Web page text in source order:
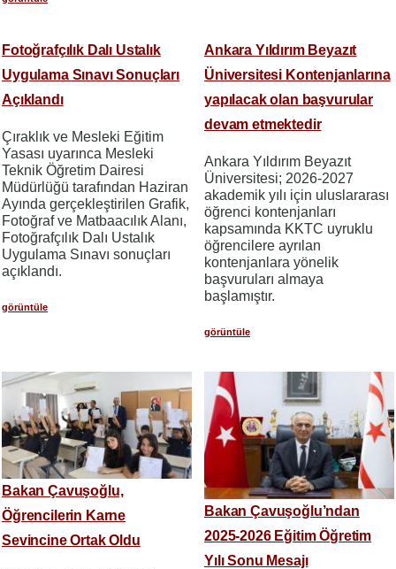
Fotoğrafçılık Dalı Ustalık
Uygulama Sınavı Sonuçları
Açıklandı
Çıraklık ve Mesleki Eğitim
Yasası uyarınca Mesleki
Teknik Öğretim Dairesi
Müdürlüğü tarafından Haziran
Ayında gerçekleştirilen Grafik,
Fotoğraf ve Matbaacılık Alanı,
Fotoğrafçılık Dalı Ustalık
Uygulama Sınavı sonuçları
açıklandı.
görüntüle
Ankara Yıldırım Beyazıt
Üniversitesi Kontenjanlarına
yapılacak olan başvurular
devam etmektedir
Ankara Yıldırım Beyazıt
Üniversitesi; 2026-2027
akademik yılı için uluslararası
öğrenci kontenjanları
kapsamında KKTC uyruklu
öğrencilere ayrılan
kontenjanlara yönelik
başvuruları almaya
başlamıştır.
görüntüle
Bakan Çavuşoğlu,
Öğrencilerin Karne
Sevincine Ortak Oldu
Bakan Çavuşoğlu’ndan
2025-2026 Eğitim Öğretim
Yılı Sonu Mesajı